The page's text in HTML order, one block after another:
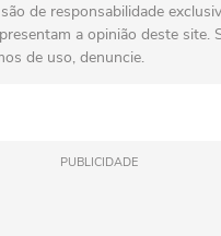
de responsabilidade
a opinião deste site.
de uso, denuncie.
PUBLICIDADE